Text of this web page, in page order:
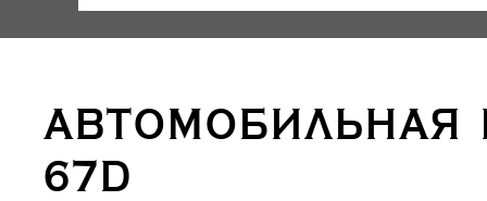
АВТОМОБИЛЬНАЯ
67D